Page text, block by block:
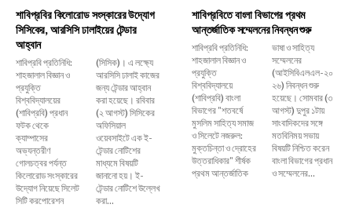
শাবিপ্রবির কিলোরোড সংস্কারের উদ্যোগ
সিসিকের, আরসিসি ঢালাইয়ের টেন্ডার
আহ্বান
শাবিপ্রবি প্রতিনিধি:
শাহজালাল বিজ্ঞান ও
প্রযুক্তি
বিশ্ববিদ্যালয়ের
(শাবিপ্রবি) প্রধান
ফটক থেকে
ক্যাম্পাসের
অভ্যন্তরীণ
গোলচত্বর পর্যন্ত
কিলোরোড সংস্কারের
উদ্যোগ নিয়েছে সিলেট
সিটি করপোরেশন
(সিসিক)। এ লক্ষ্যে
আরসিসি ঢালাই কাজের
জন্য টেন্ডার আহ্বান
করা হয়েছে। রবিবার
(২ আগস্ট) সিসিকের
অফিসিয়াল
ওয়েবসাইটে এক ই-
টেন্ডার নোটিশের
মাধ্যমে বিষয়টি
জানানো হয়। ই-
টেন্ডার নোটিশে উল্লেখ
করা...
শাবিপ্রবিতে বাংলা বিভাগের প্রথম
আন্তর্জাতিক সম্মেলনের নিবন্ধন শুরু
শাবিপ্রবি প্রতিনিধি:
শাহজালাল বিজ্ঞান ও
প্রযুক্তি
বিশ্ববিদ্যালয়ে
(শাবিপ্রবি) বাংলা
বিভাগের "শতবর্ষে
মুসলিম সাহিত্য সমাজ
ও সিলেটে নজরুল:
মুক্তচিন্তা ও দ্রোহের
উত্তরাধিকার" শীর্ষক
প্রথম আন্তর্জাতিক
ভাষা ও সাহিত্য
সম্মেলনের
(আইসিবিএলএল-২০
২৬) নিবন্ধন শুরু
হয়েছে। সোমবার (৩
আগস্ট) দুপুর ১টায়
সাংবাদিকদের সঙ্গে
মতবিনিময় সভায়
বিষয়টি নিশ্চিত করেন
বাংলা বিভাগের প্রধান
ও সম্মেলনের...